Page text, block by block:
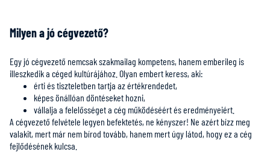
Milyen a jó cégvezető?
Egy jó cégvezető nemcsak szakmailag kompetens, hanem emberileg is
illeszkedik a céged kultúrájához. Olyan embert keress, aki:
érti és tiszteletben tartja az értékrendedet,
képes önállóan döntéseket hozni,
vállalja a felelősséget a cég működéséért és eredményeiért.
A cégvezető felvétele legyen befektetés, ne kényszer! Ne azért bízz meg
valakit, mert már nem bírod tovább, hanem mert úgy látod, hogy ez a cég
fejlődésének kulcsa.